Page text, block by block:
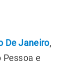
De Janeiro,
Pessoa e